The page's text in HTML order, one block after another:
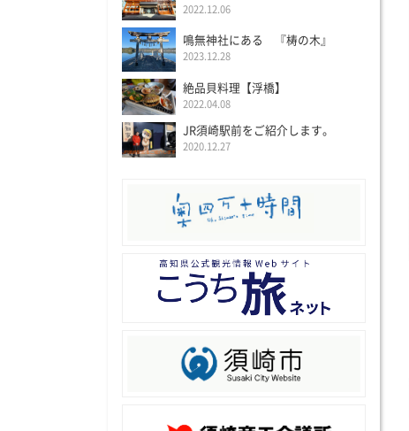
2022.12.06
鳴無神社にある 『梼の木』
2023.12.28
絶品貝料理【浮橋】
2022.04.08
JR須崎駅前をご紹介します。
2020.12.27